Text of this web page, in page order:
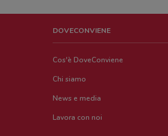
DOVECONVIENE
Cos'è DoveConviene
Chi siamo
News e media
Lavora con noi